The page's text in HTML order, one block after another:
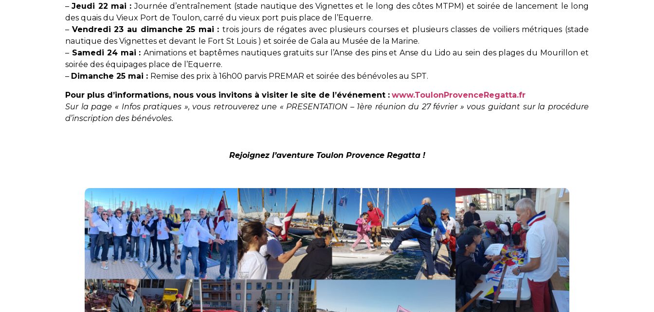
–Jeudi 22 mai :Journée d’entraînement (stade nautique des Vignettes et le long des côtes MTPM) et soirée de lancement le long
des quais du Vieux Port de Toulon, carré du vieux port puis place de l’Equerre.
– Vendredi 23 au dimanche 25 mai : trois jours de régates avec plusieurs courses et plusieurs classes de voiliers métriques (stade
nautique des Vignettes et devant le Fort St Louis ) et soirée de Gala au Musée de la Marine.
– Samedi 24 mai : Animations et baptêmes nautiques gratuits sur l’Anse des pins et Anse du Lido au sein des plages du Mourillon et
soirée des équipages place de l’Equerre.
– Dimanche 25 mai : Remise des prix à 16h00 parvis PREMAR et soirée des bénévoles au SPT.
Pour plus d’informations, nous vous invitons à visiter le site de l’événement : www.ToulonProvenceRegatta.fr
Sur la page « Infos pratiques », vous retrouverez une « PRESENTATION – 1ère réunion du 27 février » vous guidant sur la procédure
d’inscription des bénévoles.
Rejoignez l’aventure Toulon Provence Regatta !